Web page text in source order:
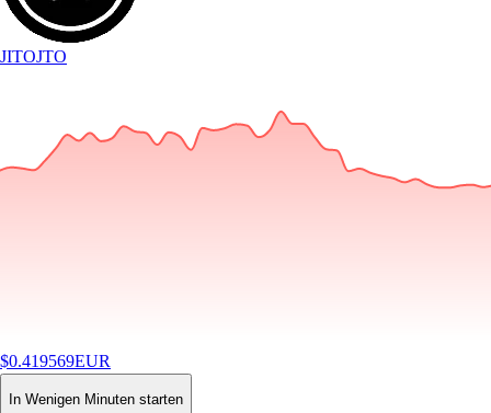
JITOJTO
$0.419536EUR
-5.12%24H
Buy
In Wenigen Minuten starten